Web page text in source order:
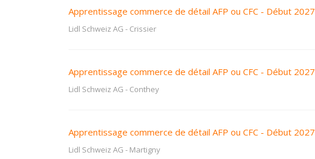
Apprentissage commerce de détail AFP ou CFC - Début 2027
Lidl Schweiz AG - Crissier
Apprentissage commerce de détail AFP ou CFC - Début 2027
Lidl Schweiz AG - Conthey
Apprentissage commerce de détail AFP ou CFC - Début 2027
Lidl Schweiz AG - Martigny